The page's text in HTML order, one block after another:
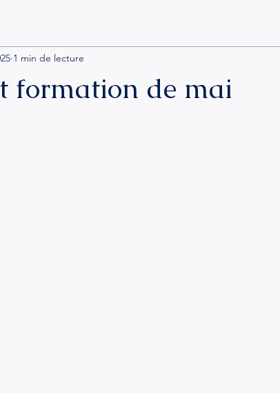
formation de mai
1 min de lecture